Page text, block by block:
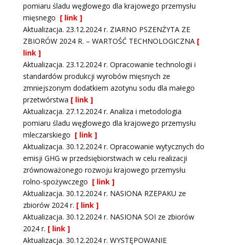
pomiaru śladu węglowego dla krajowego przemysłu
mięsnego [ link ]
Aktualizacja. 23.12.2024 r. ZIARNO PSZENŻYTA ZE
ZBIORÓW 2024 R. – WARTOŚĆ TECHNOLOGICZNA [
link ]
Aktualizacja. 23.12.2024 r. Opracowanie technologii i
standardów produkcji wyrobów mięsnych ze
zmniejszonym dodatkiem azotynu sodu dla małego
przetwórstwa [ link ]
Aktualizacja. 27.12.2024 r. Analiza i metodologia
pomiaru śladu węglowego dla krajowego przemysłu
mleczarskiego [ link ]
Aktualizacja. 30.12.2024 r. Opracowanie wytycznych do
emisji GHG w przedsiębiorstwach w celu realizacji
zrównoważonego rozwoju krajowego przemysłu
rolno-spożywczego [ link ]
Aktualizacja. 30.12.2024 r. NASIONA RZEPAKU ze
zbiorów 2024 r. [ link ]
Aktualizacja. 30.12.2024 r. NASIONA SOI ze zbiorów
2024 r. [ link ]
Aktualizacja. 30.12.2024 r. WYSTĘPOWANIE